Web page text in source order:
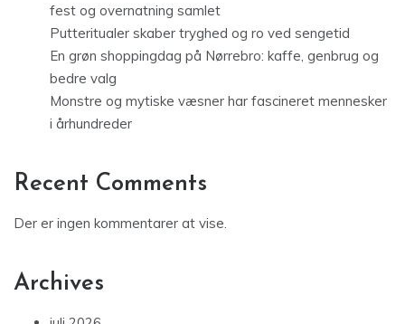
fest og overnatning samlet
Putteritualer skaber tryghed og ro ved sengetid
En grøn shoppingdag på Nørrebro: kaffe, genbrug og
bedre valg
Monstre og mytiske væsner har fascineret mennesker
i århundreder
Recent Comments
Der er ingen kommentarer at vise.
Archives